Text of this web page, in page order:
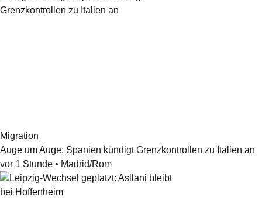
Migration
Auge um Auge: Spanien kündigt Grenzkontrollen zu Italien an
vor 1 Stunde • Madrid/Rom